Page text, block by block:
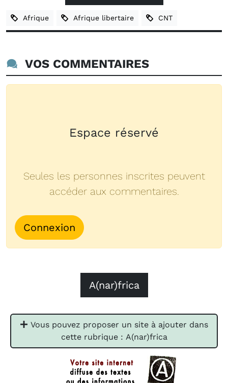
Afrique Afrique libertaire CNT
VOS COMMENTAIRES
Espace réservé
Seules les personnes inscrites peuvent
accéder aux commentaires.
Connexion
A(nar)frica
Vous pouvez proposer un site à ajouter dans
cette rubrique : A(nar)frica